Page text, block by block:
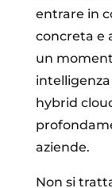
entrare in
concreta e
un
hybrid
aziende.
Non si